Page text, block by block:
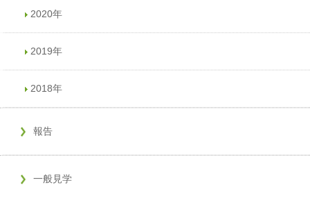
2020年
2019年
2018年
報告
一般見学